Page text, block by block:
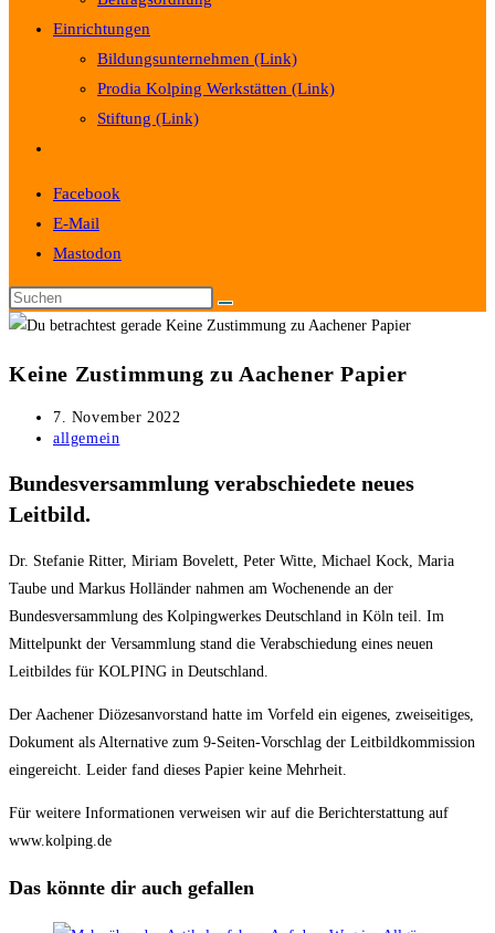
Einrichtungen
Bildungsunternehmen (Link)
Prodia Kolping Werkstätten (Link)
Stiftung (Link)
umschalten
Facebook
E-Mail
Mastodon
Keine Zustimmung zu Aachener Papier
Beitrag
veröffentlicht:
7. November 2022
Beitrags-
allgemein
Bundesversammlung verabschiedete neues
Leitbild.
Dr. Stefanie Ritter, Miriam Bovelett, Peter Witte, Michael Kock, Maria
Taube und Markus Holländer nahmen am Wochenende an der
Bundesversammlung des Kolpingwerkes Deutschland in Köln teil. Im
Mittelpunkt der Versammlung stand die Verabschiedung eines neuen
Leitbildes für KOLPING in Deutschland.
Der Aachener Diözesanvorstand hatte im Vorfeld ein eigenes, zweiseitiges,
Dokument als Alternative zum 9-Seiten-Vorschlag der Leitbildkommission
eingereicht. Leider fand dieses Papier keine Mehrheit.
Für weitere Informationen verweisen wir auf die Berichterstattung auf
www.kolping.de
Das könnte dir auch gefallen